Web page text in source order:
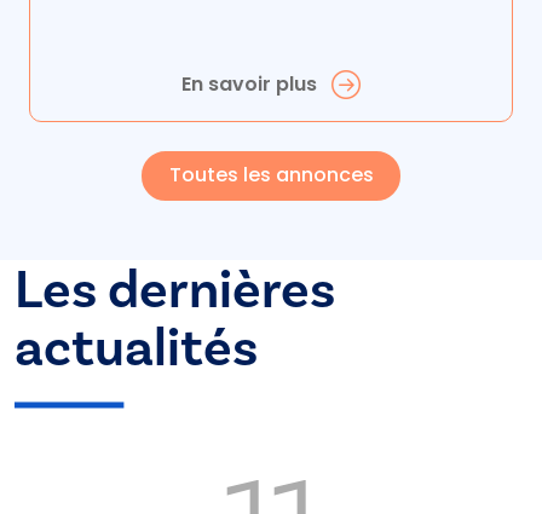
En savoir plus
Toutes les annonces
Les dernières
actualités